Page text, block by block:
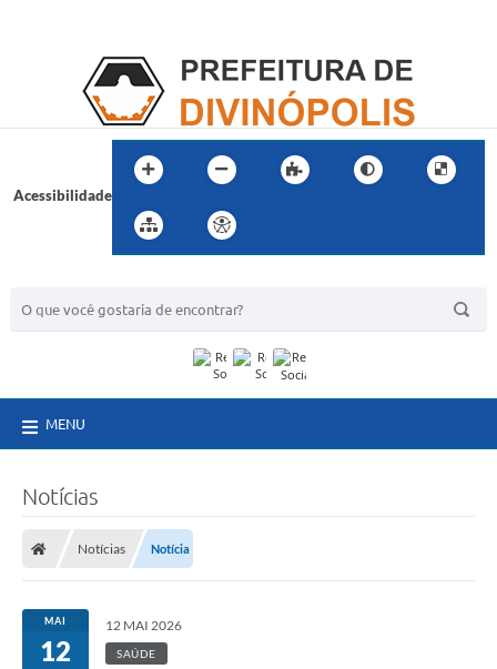
Acessibilidade
MENU
Notícias
Notícias Notícia
MAI
12
12 MAI 2026
SAÚDE